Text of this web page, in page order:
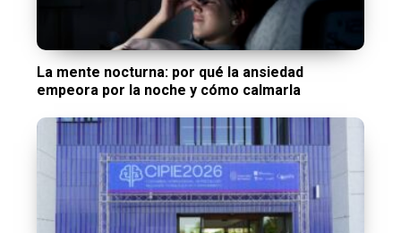
La mente nocturna: por qué la ansiedad
empeora por la noche y cómo calmarla